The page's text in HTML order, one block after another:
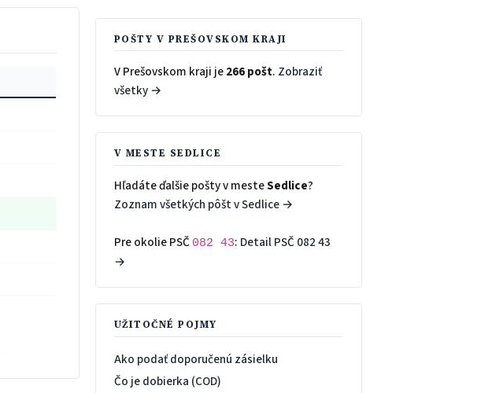
POŠTY V PREŠOVSKOM KRAJI
V Prešovskom kraji je266 pošt. Zobraziť
všetky →
V MESTE SEDLICE
Hľadáte ďalšie pošty v mesteSedlice?
Zoznam všetkých pôšt v Sedlice →
Pre okolie PSČ 082 43: Detail PSČ 082 43
→
UŽITOČNÉ POJMY
Ako podať doporučenú zásielku
Čo je dobierka (COD)